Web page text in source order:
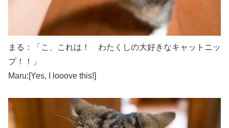
まる：「こ、これは！ わたくしの大好きなキャットニッ
プ！！」
Maru:[Yes, I looove this!]